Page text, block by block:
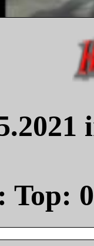
Top: 0